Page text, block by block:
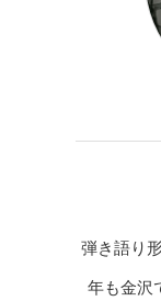
弾き語り
年も金